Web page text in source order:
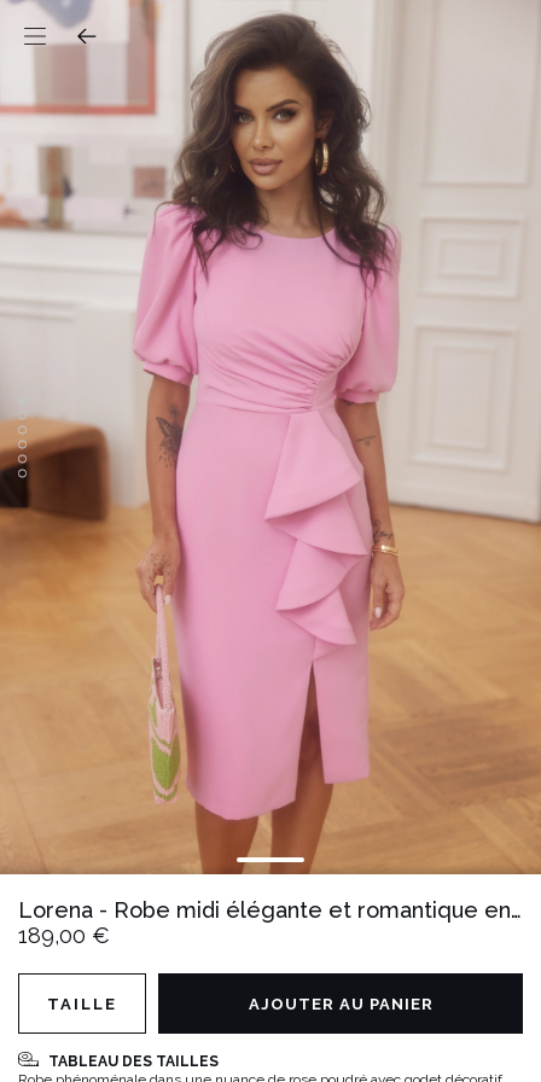
Lorena - Robe midi élégante et romantique en rose poudré
189,00 €
TABLEAU DES TAILLES
TAILLE AJOUTER AU PANIER